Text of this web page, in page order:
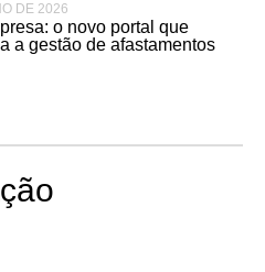
DE 2026
o novo portal que
a gestão de afastamentos